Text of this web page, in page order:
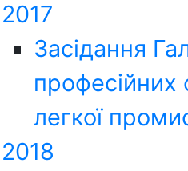
2017
Засідання
професійних
легкої
2018